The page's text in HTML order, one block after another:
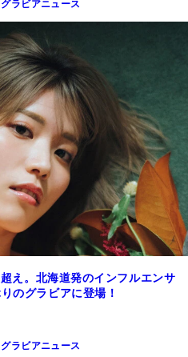
グラビアニュース
え。北海道発のインフルエンサ
のグラビアに登場！
グラビアニュース